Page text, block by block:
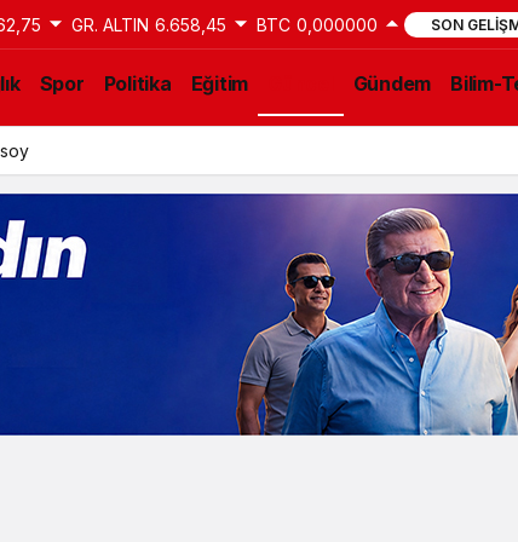
GR. ALTIN 6.658,45 BTC 0,000000 SON
Spor Politika Eğitim Gündem Bilim-